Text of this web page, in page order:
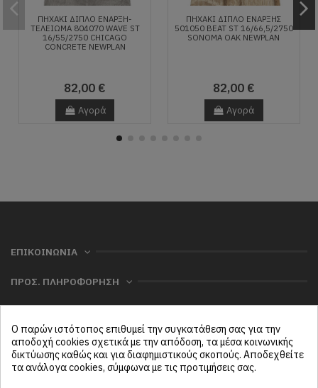
ΠΗΧΑΚΙ ΔΙΠΛΟ ΕΝΑΡΞΗ-
ΤΕΛΕΙΩΜΑ 804070 WAVE ST
16/55/2750 CHICAGO
CONCRETE NEWPLAN
82,00 €
Αγορά
ΠΗΧΑΚΙ ΔΙΠΛΟ ΕΝΑΡΞΗΣ
501050 BEAT ST 16/66,5/2750
SONOMA OAK NEWPLAN
82,00 €
Αγορά
ΕΠΙΚΟΙΝΩΝΙΑ
ΠΡΟΣ. ΠΛΗΡΟΦΟΡΗΣΗ
ΜΕΝΟΥ
Follow us
Ο παρών ιστότοπος επιθυμεί την συγκατάθεση σας για την
αποδοχή cookies σχετικά με την απόδοση, τα μέσα κοινωνικής
δικτύωσης καθώς και για διαφημιστικούς σκοπούς. Αποδεχθείτε
τα ανάλογα cookies, σύμφωνα με τις προτιμήσεις σας.